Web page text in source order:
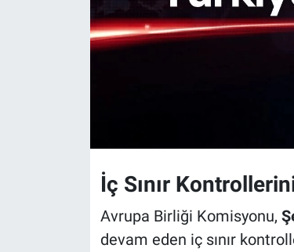
İç Sınır
Avrupa Birliği Komisyonu,
devam eden iç sınır